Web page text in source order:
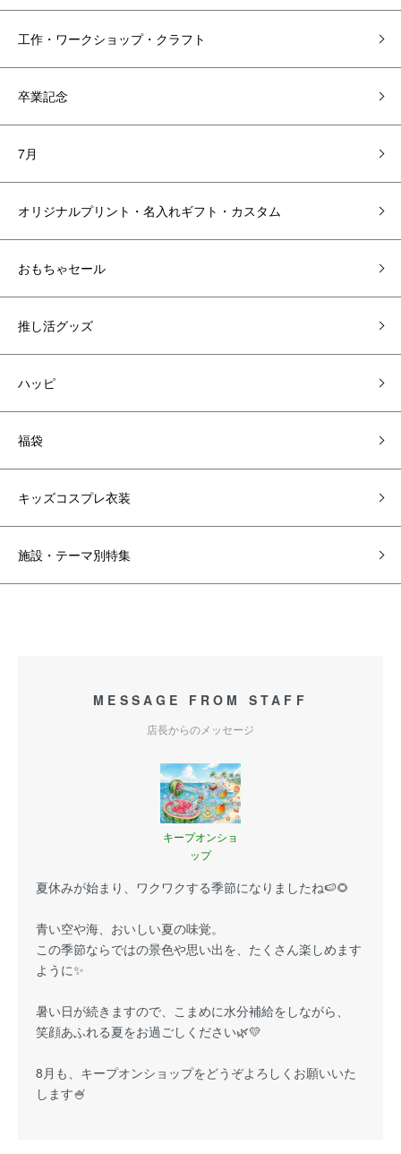
工作・ワークショップ・クラフト
卒業記念
7月
オリジナルプリント・名入れギフト・カスタム
おもちゃセール
推し活グッズ
ハッピ
福袋
キッズコスプレ衣装
施設・テーマ別特集
MESSAGE FROM STAFF
店長からのメッセージ
キープオンショ
ップ
夏休みが始まり、ワクワクする季節になりましたね🍉🌻
青い空や海、おいしい夏の味覚。
この季節ならではの景色や思い出を、たくさん楽しめます
ように✨
暑い日が続きますので、こまめに水分補給をしながら、
笑顔あふれる夏をお過ごしください🌿💛
8月も、キープオンショップをどうぞよろしくお願いいた
します🍧